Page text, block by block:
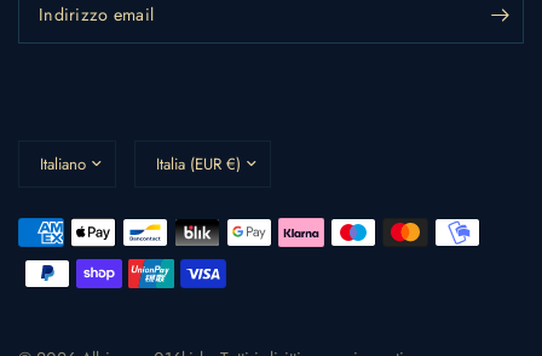
Indirizzo email
Aggiorna
geografica
Aggiorna
geografica